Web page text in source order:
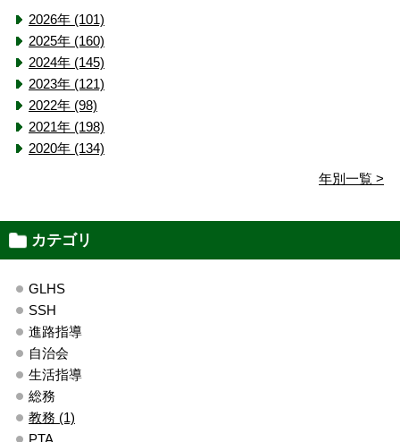
2026年 (101)
2025年 (160)
2024年 (145)
2023年 (121)
2022年 (98)
2021年 (198)
2020年 (134)
年別一覧 >
カテゴリ
GLHS
SSH
進路指導
自治会
生活指導
総務
教務 (1)